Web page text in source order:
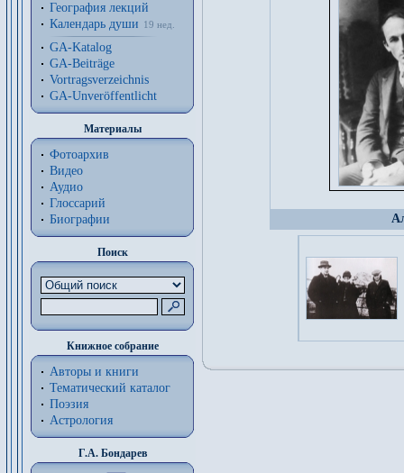
География лекций
Календарь души
19 нед.
GA-Katalog
GA-Beiträge
Vortragsverzeichnis
GA-Unveröffentlicht
Материалы
Фотоархив
Видео
Аудио
Глоссарий
Биографии
Поиск
Книжное собрание
Авторы и книги
Тематический каталог
Поэзия
Астрология
Г.А. Бондарев